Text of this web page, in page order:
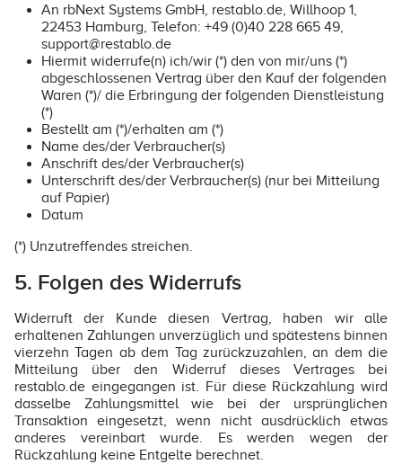
An rbNext Systems GmbH, restablo.de, Willhoop 1,
22453 Hamburg, Telefon: +49 (0)40 228 665 49,
support@restablo.de
Hiermit widerrufe(n) ich/wir (*) den von mir/uns (*)
abgeschlossenen Vertrag über den Kauf der folgenden
Waren (*)/ die Erbringung der folgenden Dienstleistung
(*)
Bestellt am (*)/erhalten am (*)
Name des/der Verbraucher(s)
Anschrift des/der Verbraucher(s)
Unterschrift des/der Verbraucher(s) (nur bei Mitteilung
auf Papier)
Datum
(*) Unzutreffendes streichen.
5. Folgen des Widerrufs
Widerruft der Kunde diesen Vertrag, haben wir alle
erhaltenen Zahlungen unverzüglich und spätestens binnen
vierzehn Tagen ab dem Tag zurückzuzahlen, an dem die
Mitteilung über den Widerruf dieses Vertrages bei
restablo.de eingegangen ist. Für diese Rückzahlung wird
dasselbe Zahlungsmittel wie bei der ursprünglichen
Transaktion eingesetzt, wenn nicht ausdrücklich etwas
anderes vereinbart wurde. Es werden wegen der
Rückzahlung keine Entgelte berechnet.